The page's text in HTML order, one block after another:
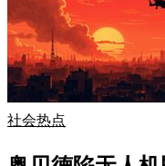
社会热点